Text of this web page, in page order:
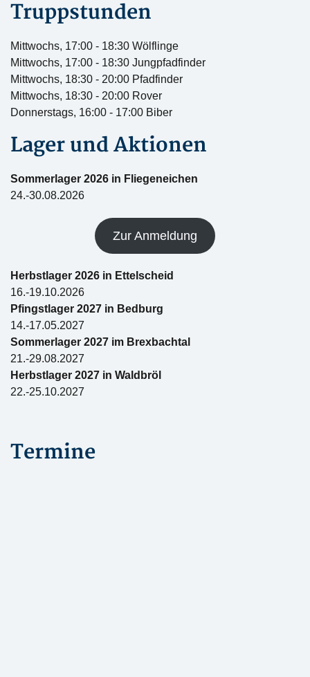
Truppstunden
Mittwochs, 17:00 - 18:30 Wölflinge
Mittwochs, 17:00 - 18:30 Jungpfadfinder
Mittwochs, 18:30 - 20:00 Pfadfinder
Mittwochs, 18:30 - 20:00 Rover
Donnerstags, 16:00 - 17:00 Biber
Lager und Aktionen
Sommerlager 2026 in Fliegeneichen
24.-30.08.2026
Zur Anmeldung
Herbstlager 2026 in Ettelscheid
16.-19.10.2026
Pfingstlager 2027 in Bedburg
14.-17.05.2027
Sommerlager 2027 im Brexbachtal
21.-29.08.2027
Herbstlager 2027 in Waldbröl
22.-25.10.2027
Termine